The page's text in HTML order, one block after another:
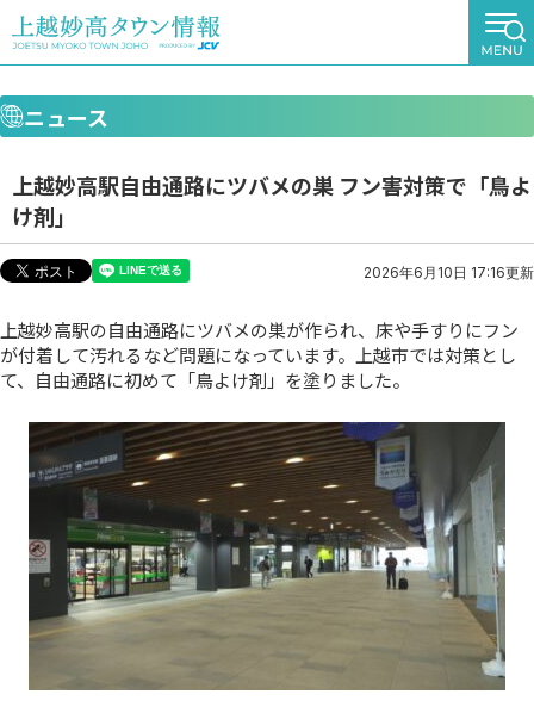
ニュース
上越妙高駅自由通路にツバメの巣 フン害対策で「鳥よ
け剤」
2026年6月10日 17:16更新
上越妙高駅の自由通路にツバメの巣が作られ、床や手すりにフン
が付着して汚れるなど問題になっています。上越市では対策とし
て、自由通路に初めて「鳥よけ剤」を塗りました。